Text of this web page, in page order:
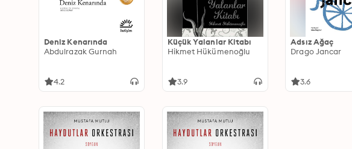
Deniz Kenarında
Abdulrazak Gurnah
4.2
Küçük Yalanlar Kitabı
Hikmet Hükümenoğlu
3.9
Adsız Ağaç
Drago Jancar
3.6